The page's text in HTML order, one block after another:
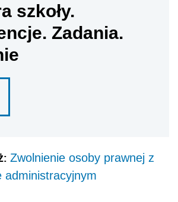
szkoły.
Zadania.
Zwolnienie osoby prawnej z
administracyjnym